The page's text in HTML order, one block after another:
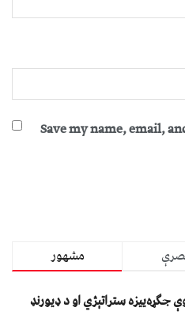
Save my name, email,
مشهور
جګړه‌ییزه ستراتېژي او د ډیورنډ